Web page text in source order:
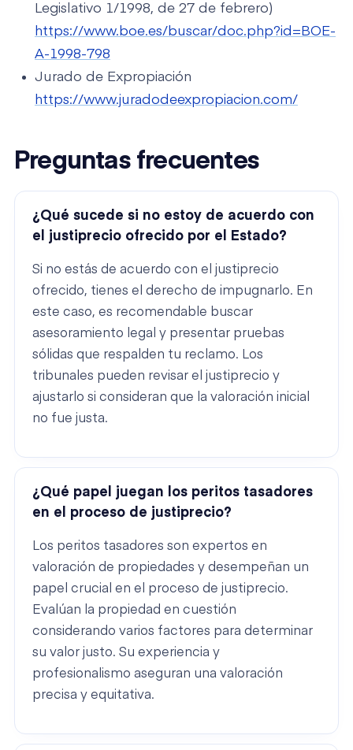
Legislativo 1/1998, de 27 de febrero)
https://www.boe.es/buscar/doc.php?id=BOE-
A-1998-798
Jurado de Expropiación
https://www.juradodeexpropiacion.com/
Preguntas frecuentes
¿Qué sucede si no estoy de acuerdo con
el justiprecio ofrecido por el Estado?
Si no estás de acuerdo con el justiprecio
ofrecido, tienes el derecho de impugnarlo. En
este caso, es recomendable buscar
asesoramiento legal y presentar pruebas
sólidas que respalden tu reclamo. Los
tribunales pueden revisar el justiprecio y
ajustarlo si consideran que la valoración inicial
no fue justa.
¿Qué papel juegan los peritos tasadores
en el proceso de justiprecio?
Los peritos tasadores son expertos en
valoración de propiedades y desempeñan un
papel crucial en el proceso de justiprecio.
Evalúan la propiedad en cuestión
considerando varios factores para determinar
su valor justo. Su experiencia y
profesionalismo aseguran una valoración
precisa y equitativa.